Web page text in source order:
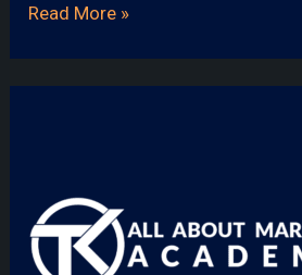
Τι
(Income
elasticity
Read More »